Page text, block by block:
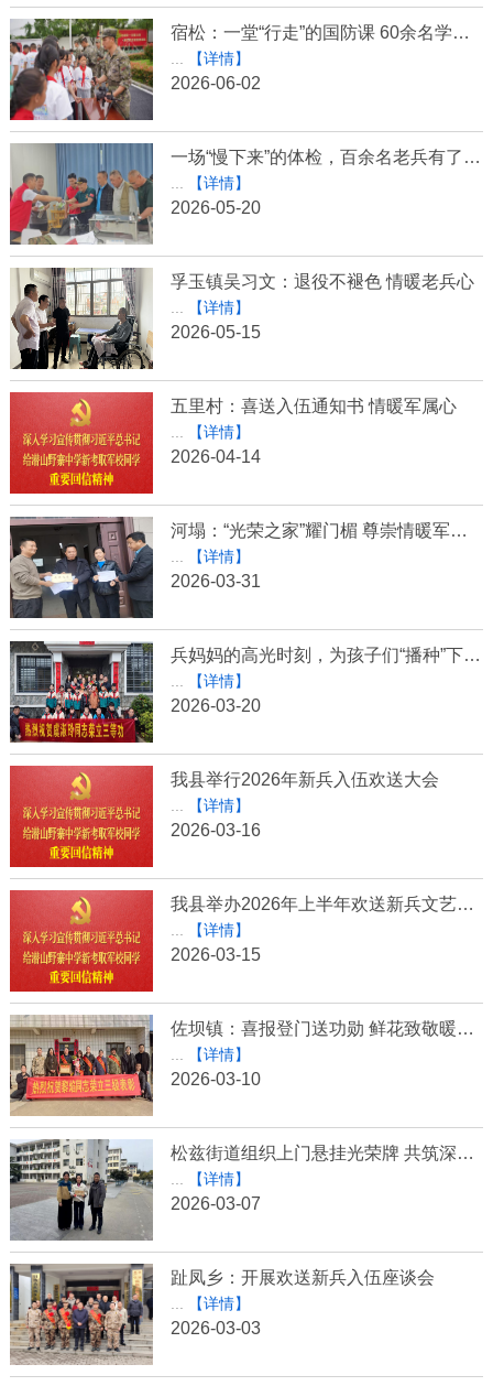
宿松：一堂“行走”的国防课 60余名学子军营里收获特殊毕业礼
【详情】
2026-06-02
一场“慢下来”的体检，百余名老兵有了专属健康档案
【详情】
2026-05-20
孚玉镇吴习文：退役不褪色 情暖老兵心
【详情】
2026-05-15
五里村：喜送入伍通知书 情暖军属心
【详情】
2026-04-14
河塌：“光荣之家”耀门楣 尊崇情暖军属心
【详情】
2026-03-31
兵妈妈的高光时刻，为孩子们“播种”下一个英雄梦！
【详情】
2026-03-20
我县举行2026年新兵入伍欢送大会
【详情】
2026-03-16
我县举办2026年上半年欢送新兵文艺晚会
【详情】
2026-03-15
佐坝镇：喜报登门送功勋 鲜花致敬暖军属
【详情】
2026-03-10
松兹街道组织上门悬挂光荣牌 共筑深厚双拥情
【详情】
2026-03-07
趾凤乡：开展欢送新兵入伍座谈会
【详情】
2026-03-03